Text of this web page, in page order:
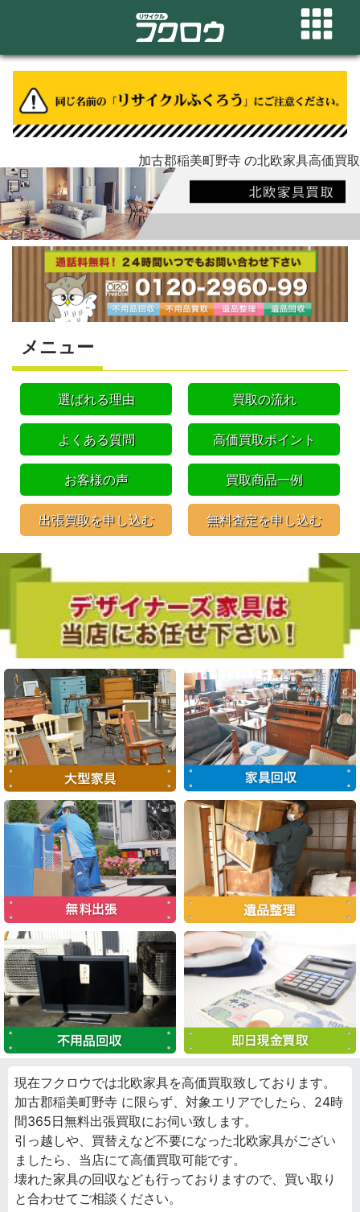
加古郡稲美町野寺 の北欧家具高価買取
メニュー
選ばれる理由 買取の流れ
よくある質問 高価買取ポイント
お客様の声 買取商品一例
出張買取を申し込む 無料査定を申し込む
現在フクロウでは北欧家具を高価買取致しております。
加古郡稲美町野寺 に限らず、対象エリアでしたら、24時
間365日無料出張買取にお伺い致します。
引っ越しや、買替えなど不要になった北欧家具がござい
ましたら、当店にて高価買取可能です。
壊れた家具の回収なども行っておりますので、買い取り
と合わせてご相談ください。